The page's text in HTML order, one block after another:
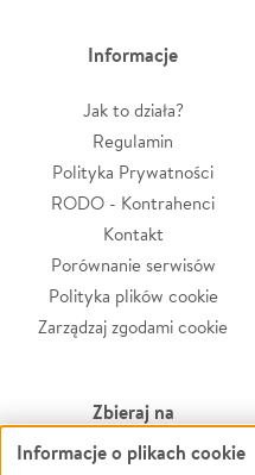
Informacje
Jak to działa?
Regulamin
Polityka Prywatności
RODO - Kontrahenci
Kontakt
Porównanie serwisów
Polityka plików cookie
Zarządzaj zgodami cookie
Zbieraj na
Leczenie
Informacje o plikach cookie